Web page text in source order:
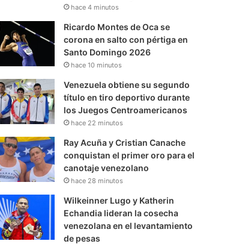
hace 4 minutos
Ricardo Montes de Oca se
corona en salto con pértiga en
Santo Domingo 2026
hace 10 minutos
Venezuela obtiene su segundo
título en tiro deportivo durante
los Juegos Centroamericanos
hace 22 minutos
Ray Acuña y Cristian Canache
conquistan el primer oro para el
canotaje venezolano
hace 28 minutos
Wilkeinner Lugo y Katherin
Echandia lideran la cosecha
venezolana en el levantamiento
de pesas